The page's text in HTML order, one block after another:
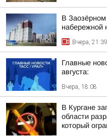
В
набережной
Вчера, 21:39
Главные
августа:
Вчера, 18:08
В Кургане
области
который